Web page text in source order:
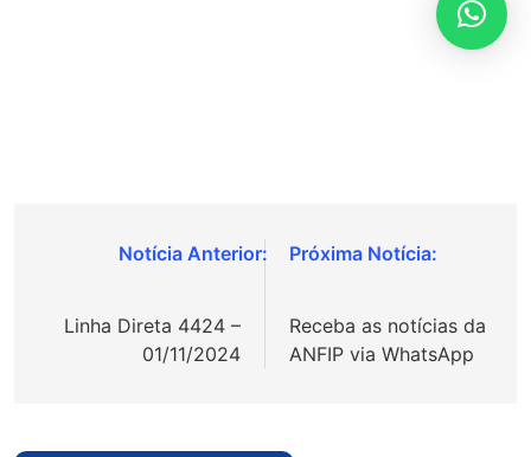
Navegação
Post
Linha Direta 4424 –
01/11/2024
Receba as notícias da
ANFIP via WhatsApp